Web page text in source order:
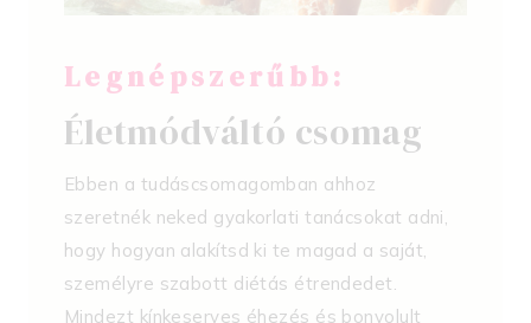
Legnépszerűbb:
Életmódváltó csomag
Ebben a tudáscsomagomban ahhoz
szeretnék neked gyakorlati tanácsokat adni,
hogy hogyan alakítsd ki te magad a saját,
személyre szabott diétás étrendedet.
Mindezt kínkeserves éhezés és bonyolult